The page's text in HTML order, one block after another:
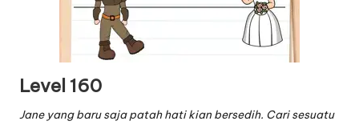
Level 160
Jane yang baru saja patah hati kian bersedih. Cari sesuatu